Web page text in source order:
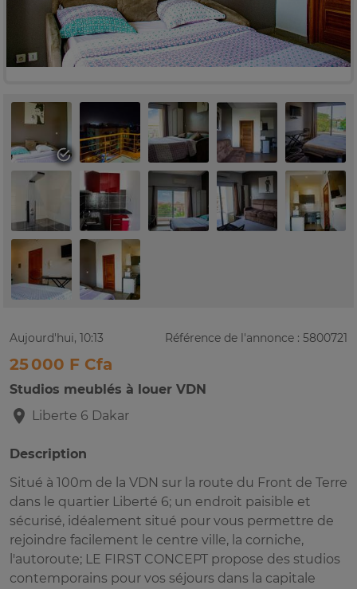
Aujourd'hui, 10:13 Référence de l'annonce : 5800721
25 000 F Cfa
Studios meublés à louer VDN
Liberte 6 Dakar
Description
Situé à 100m de la VDN sur la route du Front de Terre
dans le quartier Liberté 6; un endroit paisible et
sécurisé, idéalement situé pour vous permettre de
rejoindre facilement le centre ville, la corniche,
l'autoroute; LE FIRST CONCEPT propose des studios
contemporains pour vos séjours dans la capitale